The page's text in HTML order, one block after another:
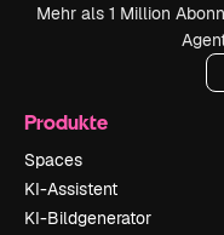
Mehr als 1 Million
Produkte
Spaces
KI-Assistent
KI-Bildgenerator